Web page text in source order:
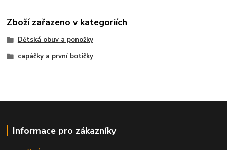
Zboží zařazeno v kategoriích
Dětská obuv a ponožky
capáčky a první botičky
Informace pro zákazníky